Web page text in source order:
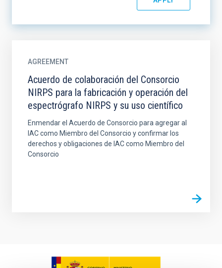
AGREEMENT
Acuerdo de colaboración del Consorcio
NIRPS para la fabricación y operación del
espectrógrafo NIRPS y su uso científico
Enmendar el Acuerdo de Consorcio para agregar al
IAC como Miembro del Consorcio y confirmar los
derechos y obligaciones de IAC como Miembro del
Consorcio